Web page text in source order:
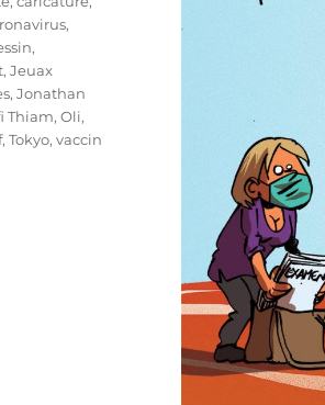
,
,
,Jeuax
,Jonathan
Thiam,Oli,
,Tokyo,vaccin